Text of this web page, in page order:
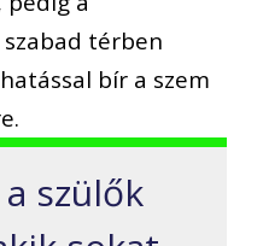
térben
bír a szem
szülők